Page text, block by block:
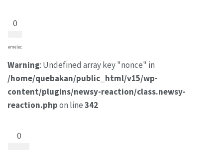
0
emelec
Warning: Undefined array key "nonce" in
/home/quebakan/public_html/v15/wp-
content/plugins/newsy-reaction/class.newsy-
reaction.phpon line342
0